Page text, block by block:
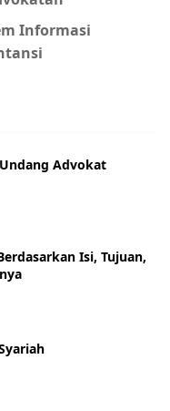
Informasi
Advokat
Isi, Tujuan,